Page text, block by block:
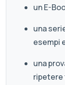
un E-
una
esempi
una
ripetere